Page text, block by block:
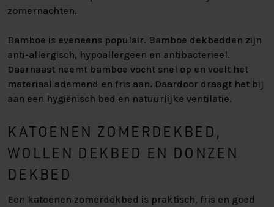
zomernachten.
Bamboe is eveneens populair. Bamboe dekbedden zijn
anti-allergisch, hypoallergeen en antibacterieel.
Daarnaast neemt bamboe vocht snel op en voelt het
materiaal ademend en fris aan. Daardoor draagt het bij
aan een hygiënisch bed en natuurlijke ventilatie.
KATOENEN ZOMERDEKBED,
WOLLEN DEKBED EN DONZEN
DEKBED
Een katoenen zomerdekbed is praktisch, fris en goed